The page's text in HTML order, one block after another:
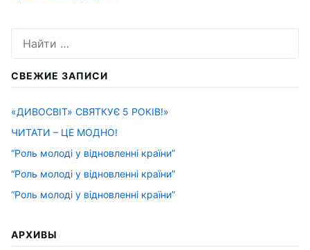
СВЕЖИЕ ЗАПИСИ
«ДИВОСВІТ» СВЯТКУЄ 5 РОКІВ!»
ЧИТАТИ – ЦЕ МОДНО!
“Роль молоді у відновленні країни”
“Роль молоді у відновленні країни”
“Роль молоді у відновленні країни”
АРХИВЫ